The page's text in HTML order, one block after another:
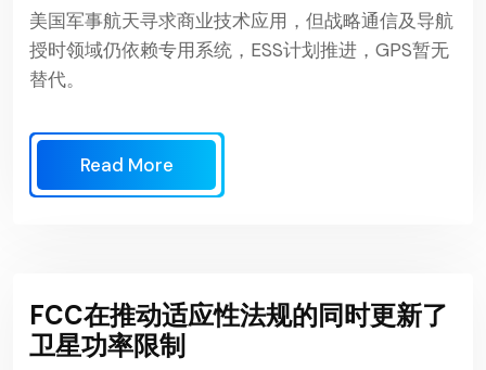
美国军事航天寻求商业技术应用，但战略通信及导航
授时领域仍依赖专用系统，ESS计划推进，GPS暂无
替代。
Read More
FCC在推动适应性法规的同时更新了
卫星功率限制